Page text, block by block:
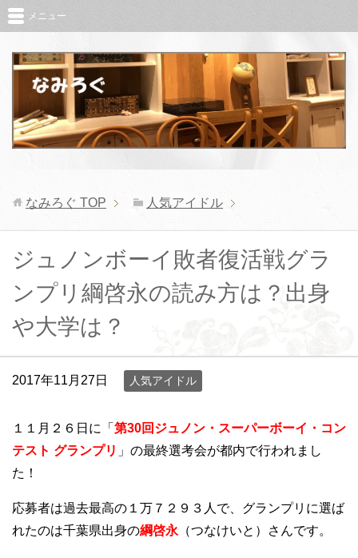
メニュー
なみろぐ TOP 人気アイドル
ジュノンボーイ敗者復活戦グラ
ンプリ綱啓永の読み方は？出身
や大学は？
2017年11月27日 人気アイドル
１１月２６日に「 第30回ジュノン・スーパーボーイ・コン
テスト グランプリ 」の最終選考会が都内で行われまし
た！
応募者は過去最高の１万７２９３人で、グランプリに選ば
れたのは千葉県出身の綱啓永 （つなけいと）さんです。